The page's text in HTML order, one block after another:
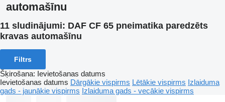
automašīnu
11 sludinājumi: DAF CF 65 pneimatika paredzēts
kravas automašīnu
Filtrs
Šķirošana: Ievietošanas datums
Ievietošanas datums Dārgākie vispirms Lētākie vispirms Izlaiduma
gads - jaunākie vispirms Izlaiduma gads - vecākie vispirms